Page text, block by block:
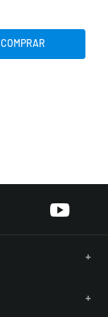
COMPRAR
+
+